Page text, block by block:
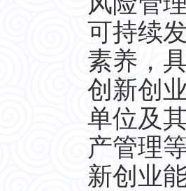
可持续
素养，
创新创
单位及
产管理
新创业